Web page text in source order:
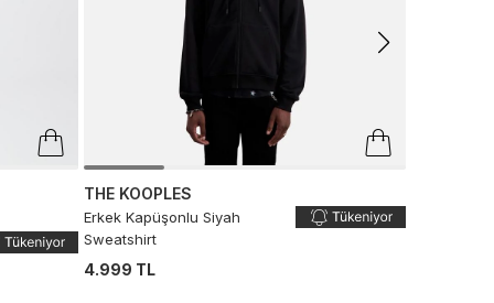
THE KOOPLES
Erkek Kapüşonlu Siyah
Sweatshirt
4.999 TL